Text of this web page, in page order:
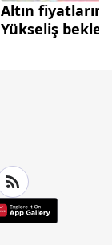
Altın
Yükseliş